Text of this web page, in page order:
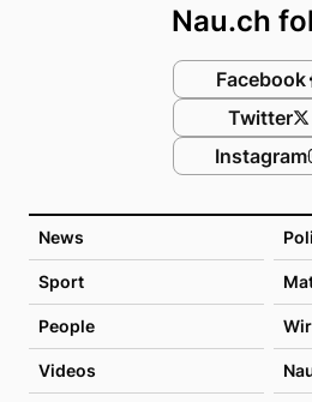
News
Sport
People
Videos
Nau.ch
Facebook
Twitter
Instagram